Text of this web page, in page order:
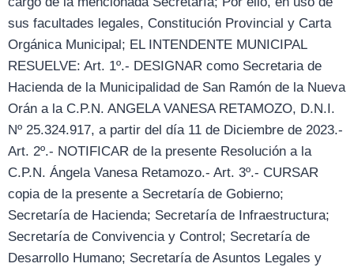
sus facultades legales, Constitución Provincial y Carta
Orgánica Municipal; EL INTENDENTE MUNICIPAL
RESUELVE: Art. 1º.- DESIGNAR como Secretaria de
Hacienda de la Municipalidad de San Ramón de la Nueva
Orán a la C.P.N. ANGELA VANESA RETAMOZO, D.N.I.
Nº 25.324.917, a partir del día 11 de Diciembre de 2023.-
Art. 2º.- NOTIFICAR de la presente Resolución a la
C.P.N. Ángela Vanesa Retamozo.- Art. 3º.- CURSAR
copia de la presente a Secretaría de Gobierno;
Secretaría de Hacienda; Secretaría de Infraestructura;
Secretaría de Convivencia y Control; Secretaría de
Desarrollo Humano; Secretaría de Asuntos Legales y